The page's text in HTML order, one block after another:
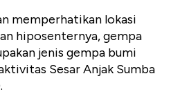
memperhatikan lokasi
hiposenternya, gempa
jenis gempa bumi
Sesar Anjak Sumba